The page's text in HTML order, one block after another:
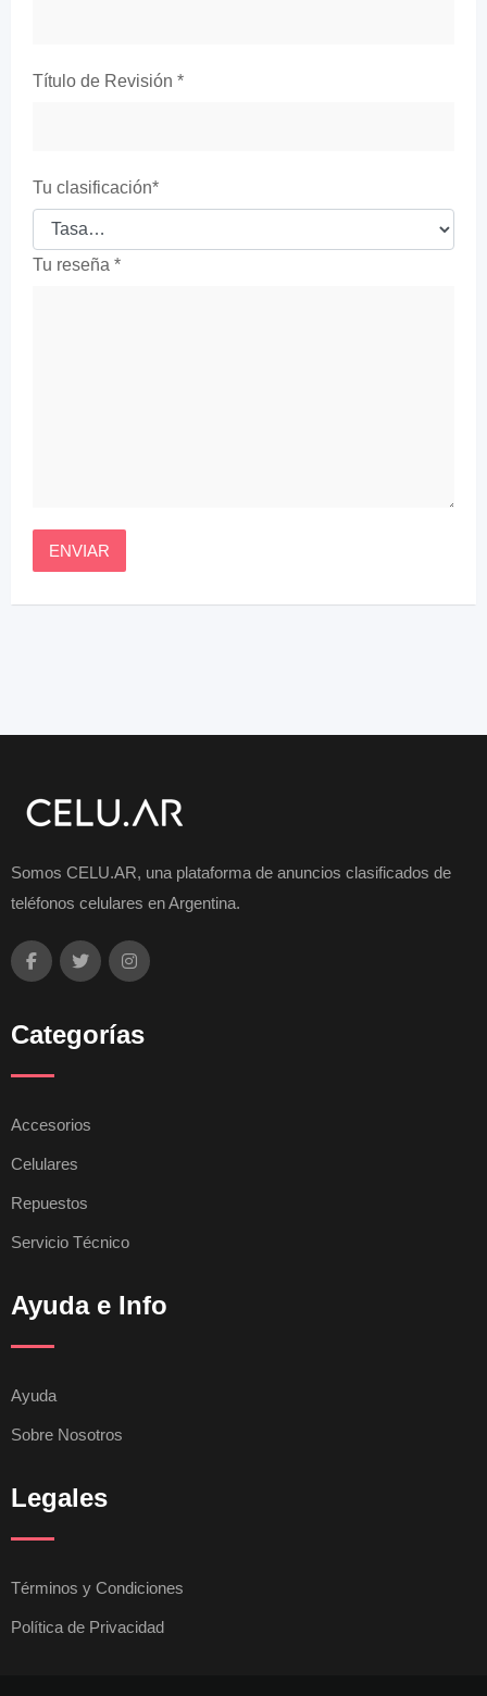
Título de Revisión *
Tu clasificación*
Tu reseña *
Somos CELU.AR, una plataforma de anuncios clasificados de
teléfonos celulares en Argentina.
Categorías
Accesorios
Celulares
Repuestos
Servicio Técnico
Ayuda e Info
Ayuda
Sobre Nosotros
Legales
Términos y Condiciones
Política de Privacidad